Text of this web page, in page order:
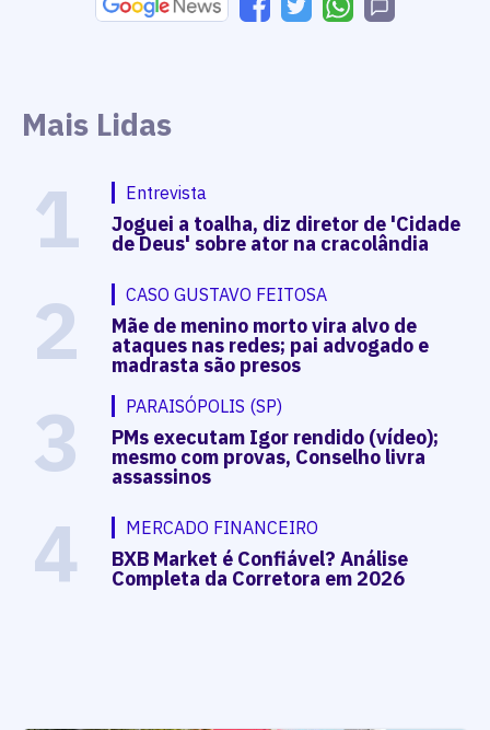
Mais Lidas
1 Entrevista
Joguei a toalha, diz diretor de 'Cidade
de Deus' sobre ator na cracolândia
2 CASO GUSTAVO FEITOSA
Mãe de menino morto vira alvo de
ataques nas redes; pai advogado e
madrasta são presos
3 PARAISÓPOLIS (SP)
PMs executam Igor rendido (vídeo);
mesmo com provas, Conselho livra
assassinos
4 MERCADO FINANCEIRO
BXB Market é Confiável? Análise
Completa da Corretora em 2026